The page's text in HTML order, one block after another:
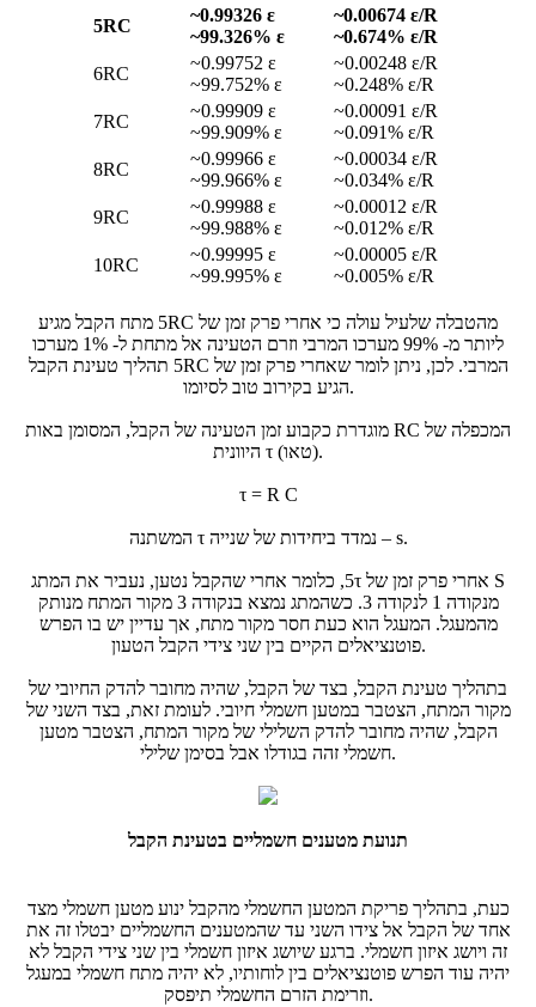
5RC
~0.99326 ε
~99.326% ε
~0.00674 ε/R
~0.674% ε/R
6RC
~0.99752 ε
~99.752% ε
~0.00248 ε/R
~0.248% ε/R
7RC
~0.99909 ε
~99.909% ε
~0.00091 ε/R
~0.091% ε/R
8RC
~0.99966 ε
~99.966% ε
~0.00034 ε/R
~0.034% ε/R
9RC
~0.99988 ε
~99.988% ε
~0.00012 ε/R
~0.012% ε/R
10RC
~0.99995 ε
~99.995% ε
~0.00005 ε/R
~0.005% ε/R
מהטבלה שלעיל עולה כי אחרי פרק זמן של 5RC מתח הקבל מגיע
ליותר מ- 99% מערכו המרבי וזרם הטעינה אל מתחת ל- 1% מערכו
המרבי. לכן, ניתן לומר שאחרי פרק זמן של 5RC תהליך טעינת הקבל
הגיע בקירוב טוב לסיומו.
המכפלה של RC מוגדרת כקבוע זמן הטעינה של הקבל, המסומן באות
היוונית τ (טאו).
τ = R C
המשתנה τ נמדד ביחידות של שנייה – s.
אחרי פרק זמן של 5τ, כלומר אחרי שהקבל נטען, נעביר את המתג S
מנקודה 1 לנקודה 3. כשהמתג נמצא בנקודה 3 מקור המתח מנותק
מהמעגל. המעגל הוא כעת חסר מקור מתח, אך עדיין יש בו הפרש
פוטנציאלים הקיים בין שני צידי הקבל הטעון.
בתהליך טעינת הקבל, בצד של הקבל, שהיה מחובר להדק החיובי של
מקור המתח, הצטבר במטען חשמלי חיובי. לעומת זאת, בצד השני של
הקבל, שהיה מחובר להדק השלילי של מקור המתח, הצטבר מטען
חשמלי זהה בגודלו אבל בסימן שלילי.
תנועת מטענים חשמליים בטעינת הקבל
כעת, בתהליך פריקת המטען החשמלי מהקבל ינוע מטען חשמלי מצד
אחד של הקבל אל צידו השני עד שהמטענים החשמליים יבטלו זה את
זה ויושג איזון חשמלי. ברגע שיושג איזון חשמלי בין שני צידי הקבל לא
יהיה עוד הפרש פוטנציאלים בין לוחותיו, לא יהיה מתח חשמלי במעגל
וזרימת הזרם החשמלי תיפסק.